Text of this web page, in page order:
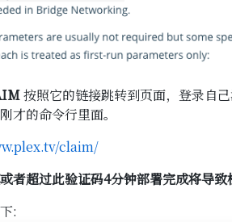
按照它的链接跳转到页面，登录自
才的命令行里面。
claim/
者超过此验证码4分钟部署完成将导
: